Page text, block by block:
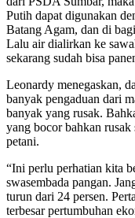
Putih dapat digunakan
Batang Agam, dan di
Lalu air dialirkan ke
sekarang sudah bisa
Leonardy menegaskan,
banyak pengaduan dari
banyak yang rusak.
yang bocor bahkan
petani.
“Ini perlu perhatian kita
swasembada pangan.
turun dari 24 persen.
terbesar pertumbuhan